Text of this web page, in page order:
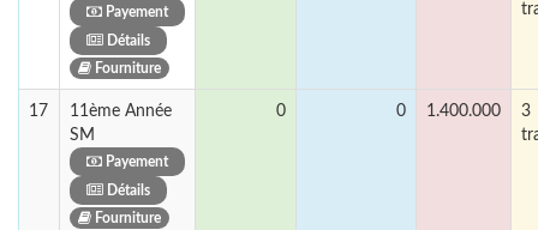
Payement
Détails
Fourniture
17
11ème Année
SM
Payement
Détails
Fourniture
0 0 1.400.000
3